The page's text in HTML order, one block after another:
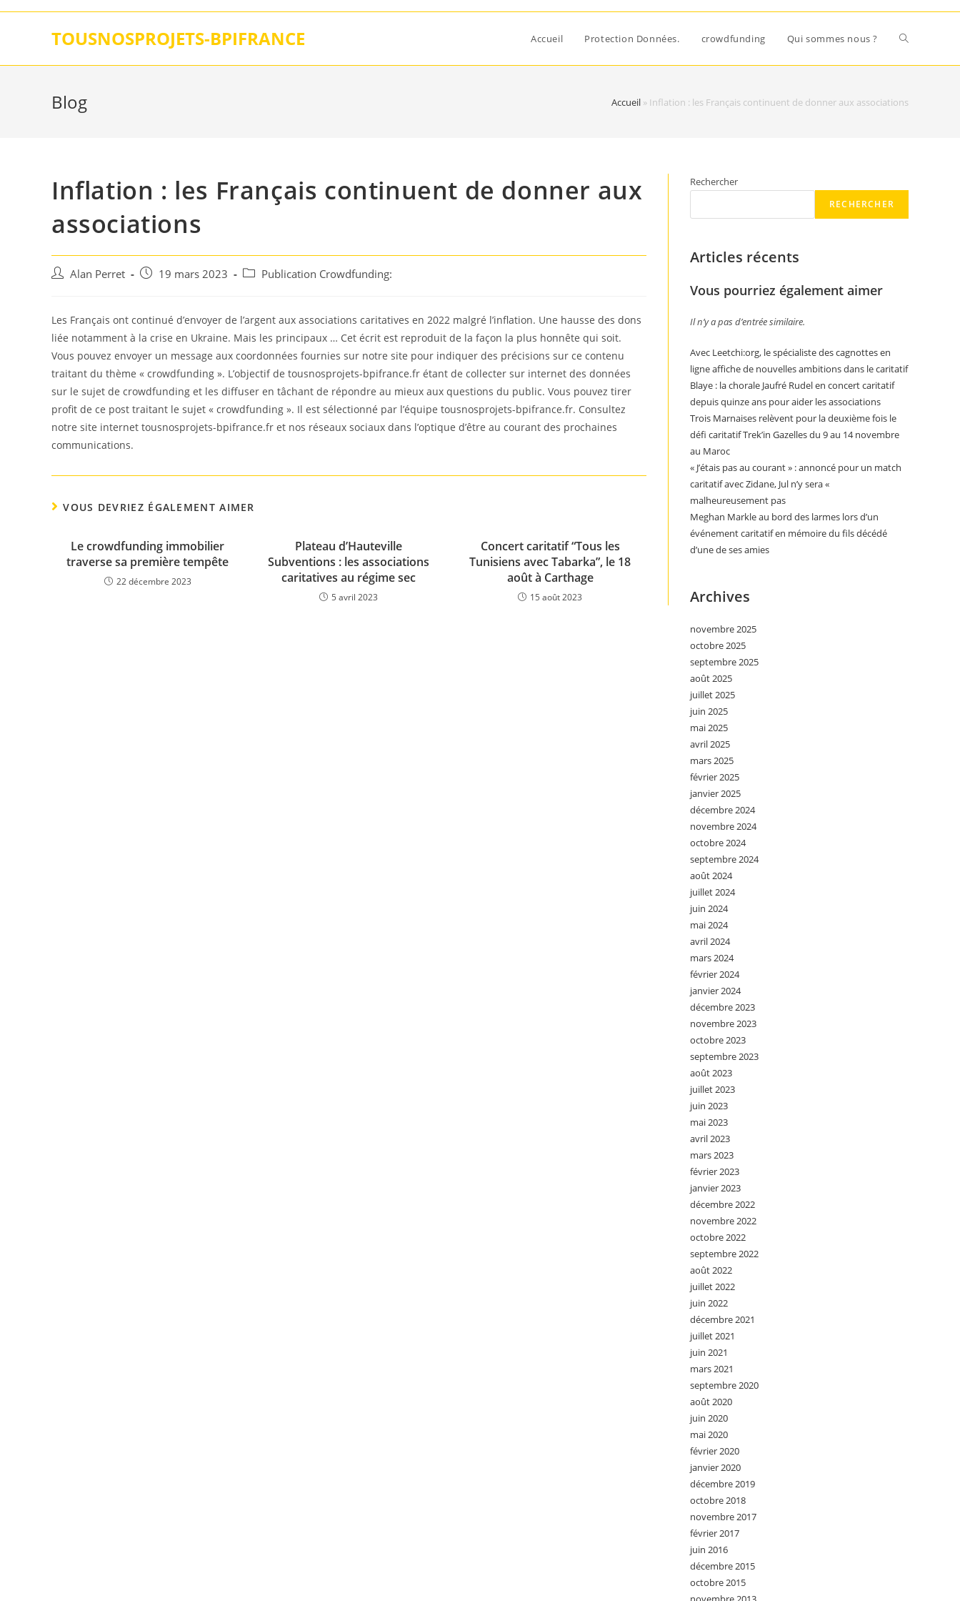
Skip
TOUSNOSPROJETS-BPIFRANCE Accueil Protection Données. crowdfunding Qui sommes nous ?
Blog Accueil » Inflation : les Français continuent de donner aux associations
Inflation : les Français continuent de donner aux
associations
Auteur/autrice
publication :
Alan Perret
Post 19 mars 2023
Post Publication Crowdfunding:
Les Français ont continué d’envoyer de l’argent aux associations caritatives en 2022 malgré l’inflation. Une hausse des dons
liée notamment à la crise en Ukraine. Mais les principaux … Cet écrit est reproduit de la façon la plus honnête qui soit.
Vous pouvez envoyer un message aux coordonnées fournies sur notre site pour indiquer des précisions sur ce contenu
traitant du thème « crowdfunding ». L’objectif de tousnosprojets-bpifrance.fr étant de collecter sur internet des données
sur le sujet de crowdfunding et les diffuser en tâchant de répondre au mieux aux questions du public. Vous pouvez tirer
profit de ce post traitant le sujet « crowdfunding ». Il est sélectionné par l’équipe tousnosprojets-bpifrance.fr. Consultez
notre site internet tousnosprojets-bpifrance.fr et nos réseaux sociaux dans l’optique d’être au courant des prochaines
communications.
VOUS DEVRIEZ ÉGALEMENT AIMER
Le crowdfunding immobilier
traverse sa première tempête
22 décembre 2023
Plateau d’Hauteville
Subventions : les associations
caritatives au régime sec
5 avril 2023
Concert caritatif “Tous les
Tunisiens avec Tabarka”, le 18
août à Carthage
15 août 2023
Rechercher
RECHERCHER
Articles récents
Vous pourriez également aimer
Il n’y a pas d’entrée similaire.
Avec Leetchi:org, le spécialiste des cagnottes en
ligne affiche de nouvelles ambitions dans le caritatif
Blaye : la chorale Jaufré Rudel en concert caritatif
depuis quinze ans pour aider les associations
Trois Marnaises relèvent pour la deuxième fois le
défi caritatif Trek’in Gazelles du 9 au 14 novembre
au Maroc
« J’étais pas au courant » : annoncé pour un match
caritatif avec Zidane, Jul n’y sera «
malheureusement pas
Meghan Markle au bord des larmes lors d’un
événement caritatif en mémoire du fils décédé
d’une de ses amies
Archives
novembre 2025
octobre 2025
septembre 2025
août 2025
juillet 2025
juin 2025
mai 2025
avril 2025
mars 2025
février 2025
janvier 2025
décembre 2024
novembre 2024
octobre 2024
septembre 2024
août 2024
juillet 2024
juin 2024
mai 2024
avril 2024
mars 2024
février 2024
janvier 2024
décembre 2023
novembre 2023
octobre 2023
septembre 2023
août 2023
juillet 2023
juin 2023
mai 2023
avril 2023
mars 2023
février 2023
janvier 2023
décembre 2022
novembre 2022
octobre 2022
septembre 2022
août 2022
juillet 2022
juin 2022
décembre 2021
juillet 2021
juin 2021
mars 2021
septembre 2020
août 2020
juin 2020
mai 2020
février 2020
janvier 2020
décembre 2019
octobre 2018
novembre 2017
février 2017
juin 2016
décembre 2015
octobre 2015